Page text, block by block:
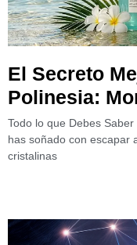
El Secreto
Polinesia:
Todo lo que Debes
has soñado con escapar
cristalinas